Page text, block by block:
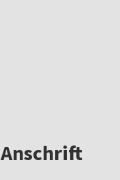
Anschrift